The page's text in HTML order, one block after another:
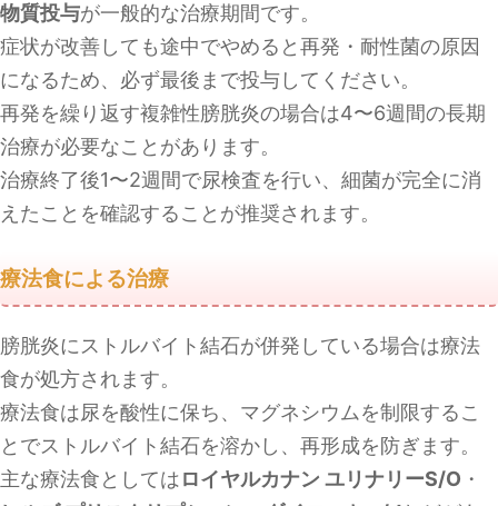
物質投与が一般的な治療期間です。
症状が改善しても途中でやめると再発・耐性菌の原因
になるため、必ず最後まで投与してください。
再発を繰り返す複雑性膀胱炎の場合は4〜6週間の長期
治療が必要なことがあります。
治療終了後1〜2週間で尿検査を行い、細菌が完全に消
えたことを確認することが推奨されます。
療法食による治療
膀胱炎にストルバイト結石が併発している場合は療法
食が処方されます。
療法食は尿を酸性に保ち、マグネシウムを制限するこ
とでストルバイト結石を溶かし、再形成を防ぎます。
主な療法食としてはロイヤルカナン ユリナリーS/O ・